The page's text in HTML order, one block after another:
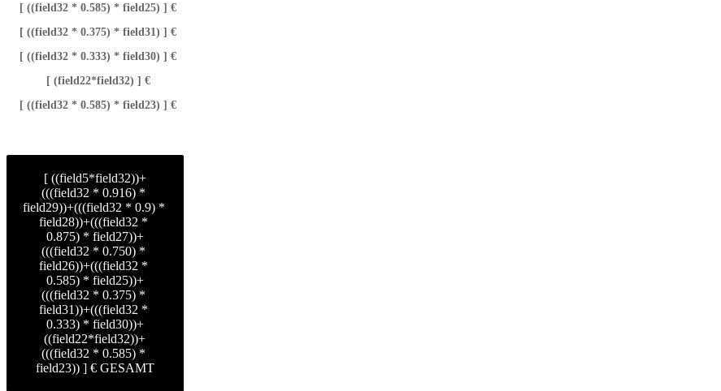
[ ((field32 * 0.585) * field25) ] €
[ ((field32 * 0.375) * field31) ] €
[ ((field32 * 0.333) * field30) ] €
[ (field22*field32) ] €
[ ((field32 * 0.585) * field23) ] €
[ ((field5*field32))+
(((field32 * 0.916) *
field29))+(((field32 * 0.9) *
field28))+(((field32 *
0.875) * field27))+
(((field32 * 0.750) *
field26))+(((field32 *
0.585) * field25))+
(((field32 * 0.375) *
field31))+(((field32 *
0.333) * field30))+
((field22*field32))+
(((field32 * 0.585) *
field23)) ] € GESAMT
keyboard_arrow_left